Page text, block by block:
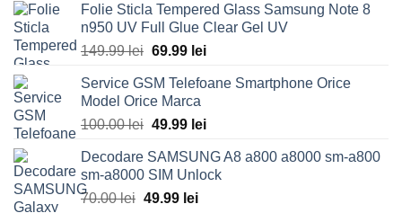
Folie Sticla Tempered Glass Samsung Note 8
n950 UV Full Glue Clear Gel UV
149.99lei Original
was:
149.99 lei.
69.99 leiCurrent
is:
Service GSM Telefoane Smartphone Orice
Model Orice Marca
100.00lei Original
was:
100.00 lei.
49.99 leiCurrent
is:
49.99 lei.
Decodare SAMSUNG A8 a800 a8000 sm-a800
sm-a8000 SIM Unlock
70.00lei Original
49.99 leiCurrent